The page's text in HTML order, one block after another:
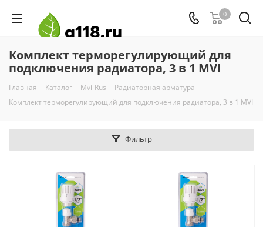
0
Комплект терморегулирующий для
подключения радиатора, 3 в 1 MVI
Главная - Каталог - Mvi-Rus - Радиаторная арматура -
Комплект терморегулирующий для подключения радиатора, 3 в 1 MVI
Фильтр